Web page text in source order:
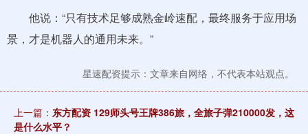
他说：“只有技术足够成熟金岭速配，最终服务于应用场
景，才是机器人的通用未来。”
星速配资提示：文章来自网络，不代表本站观点。
上一篇： 东方配资 129师头号王牌386旅，全旅子弹210000发，这
是什么水平？